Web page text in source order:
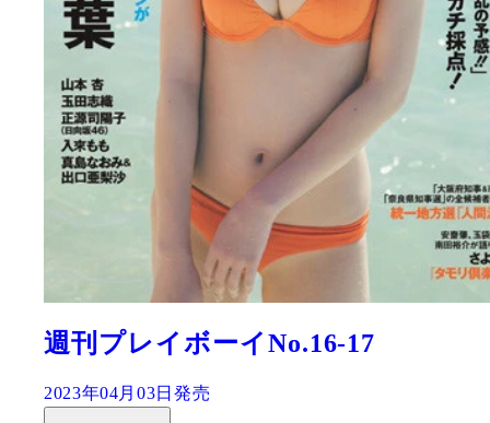
週刊プレイボーイNo.16-17
2023年04月03日発売